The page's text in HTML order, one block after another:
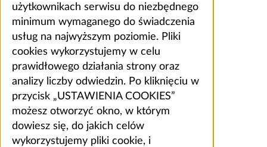
użytkownikach serwisu do niezbędnego
minimum wymaganego do świadczenia
usług na najwyższym poziomie. Pliki
cookies wykorzystujemy w celu
prawidłowego działania strony oraz
analizy liczby odwiedzin. Po kliknięciu w
przycisk „USTAWIENIA COOKIES”
możesz otworzyć okno, w którym
dowiesz się, do jakich celów
wykorzystujemy pliki cookie, i